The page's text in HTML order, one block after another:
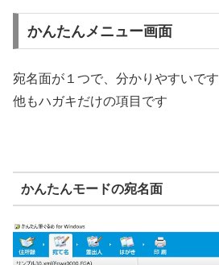
かんたんメニュー画面
宛名面が１つで、分かりやすいです
他もハガキだけの項目です
かんたんモードの宛名面